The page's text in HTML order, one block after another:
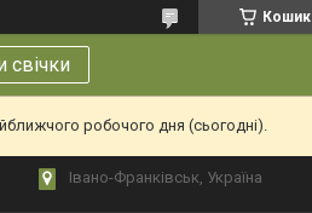
Кошик
свічки
робочого дня (сьогодні).
Івано-Франківськ, Україна